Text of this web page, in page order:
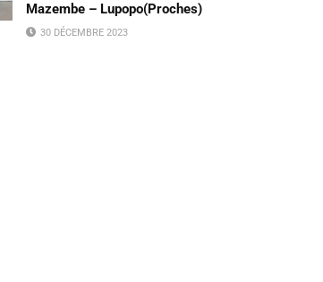
Mazembe – Lupopo(Proches)
30 DÉCEMBRE 2023